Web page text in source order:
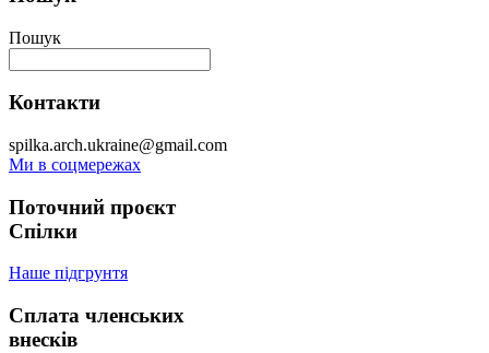
Пошук
Контакти
spilka.arch.ukraine@gmail.com
Ми в соцмережах
Поточний проєкт
Спілки
Наше підгрунтя
Сплата членських
внесків